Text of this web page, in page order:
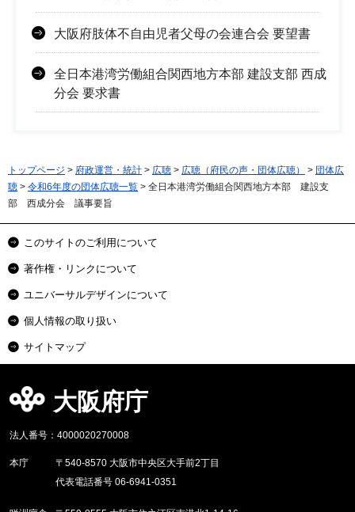
大阪府肢体不自由児者父母の会連合会 要望書
全日本港湾労働組合関西地方本部 建設支部 西成
分会 要求書
トップページ > 府政運営・統計 > 広聴 > 広聴（府民の声・団体広聴） > 団体広
聴 > 令和6年度の団体広聴一覧 > 全日本港湾労働組合関西地方本部 建設支
部 西成分会 議事要旨
このサイトのご利用について
著作権・リンクについて
ユニバーサルデザインについて
個人情報の取り扱い
サイトマップ
大阪府庁
法人番号：4000020270008
本庁
〒540-8570 大阪市中央区大手前2丁目
代表電話番号 06-6941-0351